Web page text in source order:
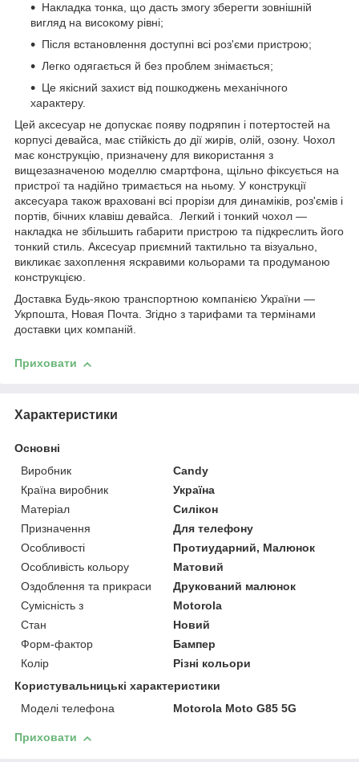
Накладка тонка, що дасть змогу зберегти зовнішній
вигляд на високому рівні;
Після встановлення доступні всі роз'єми пристрою;
Легко одягається й без проблем знімається;
Це якісний захист від пошкоджень механічного
характеру.
Цей аксесуар не допускає появу подряпин і потертостей на
корпусі девайса, має стійкість до дії жирів, олій, озону. Чохол
має конструкцію, призначену для використання з
вищезазначеною моделлю смартфона, щільно фіксується на
пристрої та надійно тримається на ньому. У конструкції
аксесуара також враховані всі прорізи для динаміків, роз'ємів і
портів, бічних клавіш девайса. Легкий і тонкий чохол —
накладка не збільшить габарити пристрою та підкреслить його
тонкий стиль. Аксесуар приємний тактильно та візуально,
викликає захоплення яскравими кольорами та продуманою
конструкцією.
Доставка Будь-якою транспортною компанією України —
Укрпошта, Новая Почта. Згідно з тарифами та термінами
доставки цих компаній.
Приховати
Характеристики
Основні
Виробник
Candy
Країна виробник
Україна
Матеріал
Силікон
Призначення
Для телефону
Особливості
Протиударний, Малюнок
Особливість кольору
Матовий
Оздоблення та прикраси
Друкований малюнок
Сумісність з
Motorola
Стан
Новий
Форм-фактор
Бампер
Колір
Різні кольори
Користувальницькі характеристики
Моделі телефона
Motorola Moto G85 5G
Приховати